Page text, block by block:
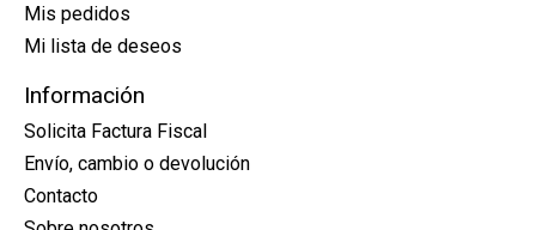
Mis pedidos
Mi lista de deseos
Información
Solicita Factura Fiscal
Envío, cambio o devolución
Contacto